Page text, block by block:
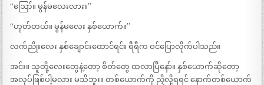
“ဪ။ မွန်မလေးလား။”
“ဟုတ်တယ်။ မွန်မလေး နှစ်ယောက်။”
လက်ညိုးလေး နှစ်ချောင်းထောင်ရင်း ရီရီက ဝင်ပြောလိုက်ပါသည်။
အင်း။ သူတို့လေးတွေနဲ့တော့ စိတ်တွေ ထလာပြီနော်။ နှစ်ယောက်ဆိုတော့
အလုပ်ဖြစ်ပါ့မလား မသိဘူး။ တစ်ယောက်ကို ညှိလို့ရရင် နောက်တစ်ယောက်